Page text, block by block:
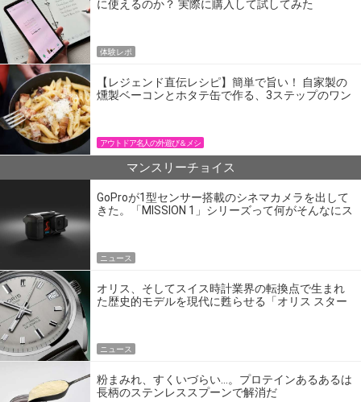
に使えるのか？ 実際に購入して試してみた
体験レポ
【レジェンド直伝レシピ】簡単で旨い！ 自家製の
燻製ベーコンとホタテ缶で作る、3ステップのワン
アウトドア名人の外遊び＆メシ
マンスリーチョイス
GoProが1型センサー搭載のシネマカメラを出して
きた。「MISSION 1」シリーズって何がそんなにス
ニュース
オリス、そしてスイス時計業界の転換点で生まれ
た歴史的モデルを現代に甦らせる「オリス スター
ニュース
粉まみれ、すくいづらい…。プロテインあるあるは
長柄のステンレススプーンで解消だ